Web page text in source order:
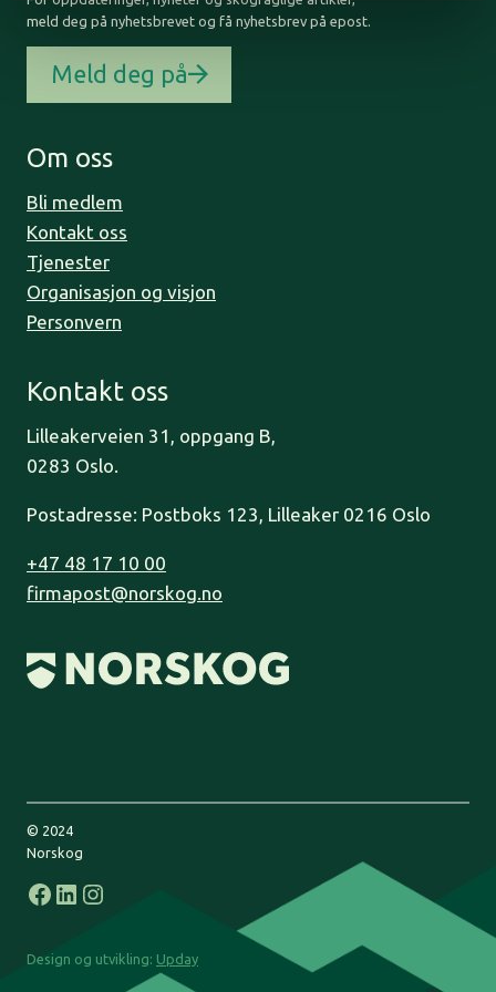
meld deg på nyhetsbrevet og få nyhetsbrev på epost.
Meld deg på
Om oss
Bli medlem
Kontakt oss
Tjenester
Organisasjon og visjon
Personvern
Kontakt oss
Lilleakerveien 31, oppgang B,
0283 Oslo.
Postadresse: Postboks 123, Lilleaker 0216 Oslo
+47 48 17 10 00
firmapost@norskog.no
© 2024
Norskog
Facebook
LinkedIn
Instagram
Design og utvikling: Upday